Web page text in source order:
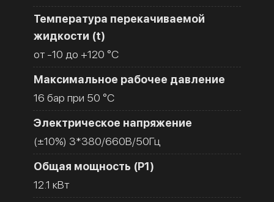
Температура перекачиваемой
жидкости (t)
от -10 до +120 °C
Максимальное рабочее давление
16 бар при 50 °C
Электрическое напряжение
(±10%) 3*380/660В/50Гц
Общая мощность (Р1)
12.1 кВт